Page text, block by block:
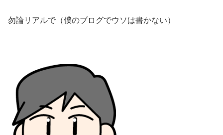
勿論リアルで（僕のブログでウソは書かない）